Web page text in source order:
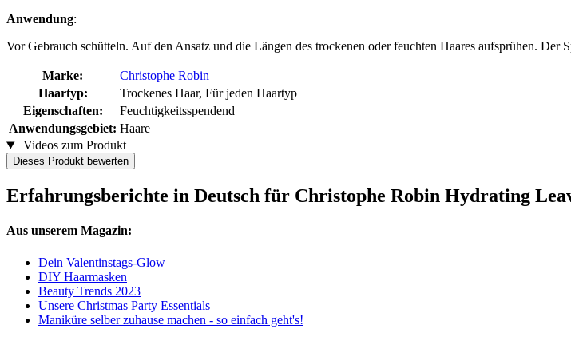
Anwendung:
Vor Gebrauch schütteln. Auf den Ansatz und die Längen des trockenen oder feuchten Haares aufsprühen.
Marke:
Christophe Robin
Haartyp:
Trockenes Haar, Für jeden Haartyp
Eigenschaften:
Feuchtigkeitsspendend
Anwendungsgebiet: Haare
Videos zum Produkt
Dieses Produkt bewerten
Erfahrungsberichte in Deutsch für Christophe Robin Hydrating
Aus unserem Magazin:
Dein Valentinstags-Glow
DIY Haarmasken
Beauty Trends 2023
Unsere Christmas Party Essentials
Maniküre selber zuhause machen - so einfach geht's!